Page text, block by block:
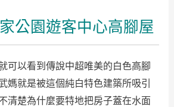
公園遊客中心高腳屋
可以看到傳說中超唯美的白色高腳
媽就是被這個純白特色建築所吸引
清楚為什麼要特地把房子蓋在水面